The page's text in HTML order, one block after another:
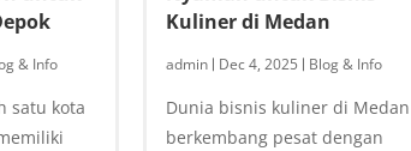
& Info
satu kota
Kuliner di Medan
admin | Dec 4, 2025 | Blog & Info
Dunia bisnis kuliner di Medan
berkembang pesat dengan